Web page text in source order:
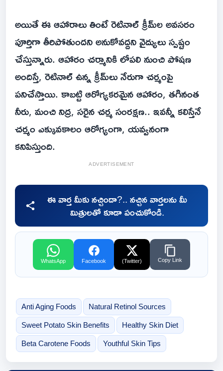
అయితే ఈ ఆహారాలు తింటే రెటినాల్‌ క్రీమ్‌ల అవసరం
పూర్తిగా తీరిపోతుందని అనుకోవద్దని వైద్యులు స్పష్టం
చేస్తున్నారు. ఆహారం చర్మానికి లోపలి నుంచి పోషణ
అందిస్తే, రెటినాల్‌ ఉన్న క్రీమ్‌లు నేరుగా చర్మంపై
పనిచేస్తాయి. కాబట్టి ఆరోగ్యకరమైన ఆహారం, తగినంత
నీరు, మంచి నిద్ర, సరైన చర్మ సంరక్షణ.. ఇవన్నీ కలిస్తేనే
చర్మం ఎక్కువకాలం ఆరోగ్యంగా, యవ్వనంగా
కనిపిస్తుంది.
ADVERTISEMENT
ఈ వార్త మీకు నచ్చిందా?.. నచ్చిన వార్తలను మీ
మిత్రులతో కూడా పంచుకోండి.
WhatsApp Facebook (Twitter) Copy Link
Anti Aging Foods Natural Retinol Sources
Sweet Potato Skin Benefits Healthy Skin Diet
Beta Carotene Foods Youthful Skin Tips